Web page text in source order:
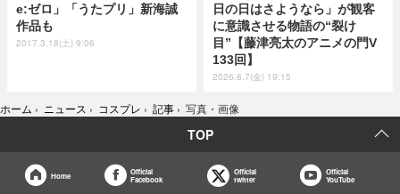
e:ゼロ」「うたプリ」新海誠
作品も
2017.3.18(土) 9:06
日の日はさようなら」が観客
に意識させる物語の“裂け
目”【藤津亮太のアニメの門V
133回】
2026.8.7(金) 19:15
ホーム › ニュース › コスプレ › 記事 › 写真・画像
TOP
Home
Official
Facebook
Official
twitter
Official
YouTube